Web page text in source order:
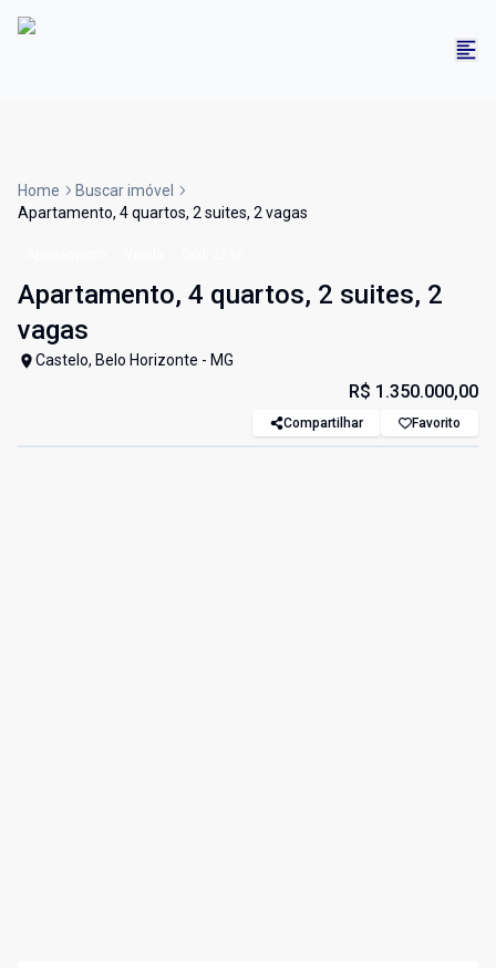
Home
Buscar imóvel
Apartamento, 4 quartos, 2 suites, 2 vagas
Apartamento, 4 quartos, 2 suites, 2
vagas
Castelo, Belo Horizonte - MG
R$ 1.350.000,00
Compartilhar Favorito